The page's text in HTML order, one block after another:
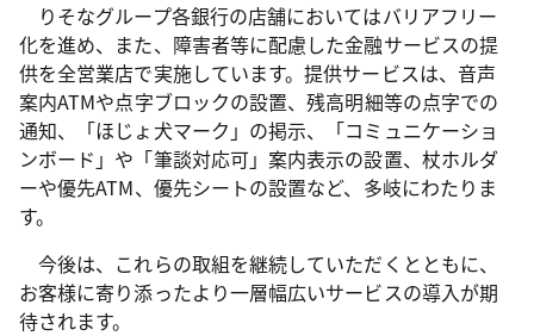
りそなグループ各銀行の店舗においてはバリアフリー
化を進め、また、障害者等に配慮した金融サービスの提
供を全営業店で実施しています。提供サービスは、音声
案内ATMや点字ブロックの設置、残高明細等の点字での
通知、「ほじょ犬マーク」の掲示、「コミュニケーショ
ンボード」や「筆談対応可」案内表示の設置、杖ホルダ
ーや優先ATM、優先シートの設置など、多岐にわたりま
す。
今後は、これらの取組を継続していただくとともに、
お客様に寄り添ったより一層幅広いサービスの導入が期
待されます。